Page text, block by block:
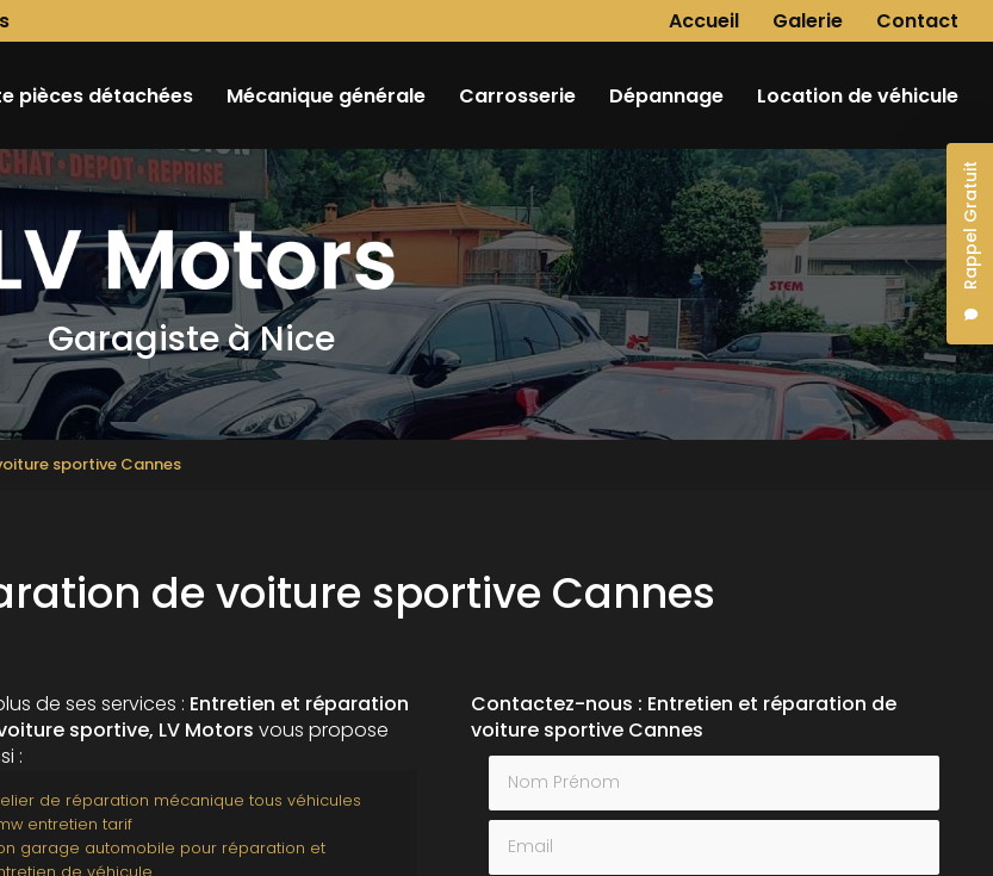
Navigation secondaire
Accueil Galerie Contact
Rappel Gratuit
pièces détachées Mécanique générale Carrosserie Dépannage Location de véhicule
Garagiste à Nice
sportive Cannes
de voiture sportive Cannes
de ses services : Entretien et réparation
sportive, LV Motors vous propose
:
de réparation mécanique tous véhicules
entretien tarif
garage automobile pour réparation et
de véhicule
Contactez-nous : Entretien et réparation de
voiture sportive Cannes
Nom Prénom
Email